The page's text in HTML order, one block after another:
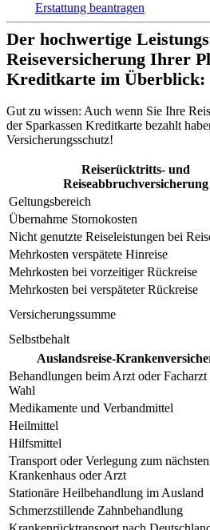
Erstattung beantragen
Der hochwertige
Reiseversicherung Ihrer
Kreditkarte im Überblick:
Gut zu wissen: Auch wenn Sie Ihre
der Sparkassen Kreditkarte bezahlt
Versicherungsschutz!
Reiserücktritts- und
Reiseabbruchversicherung
Geltungsbereich
Übernahme Stornokosten
Nicht genutzte Reiseleistungen bei
Mehrkosten verspätete Hinreise
Mehrkosten bei vorzeitiger Rückreise
Mehrkosten bei verspäteter Rückreise
Versicherungssumme
Selbstbehalt
Auslandsreise-
Behandlungen beim Arzt oder Facharzt
Wahl
Medikamente und Verbandmittel
Heilmittel
Hilfsmittel
Transport oder Verlegung zum nächsten
Krankenhaus oder Arzt
Stationäre Heilbehandlung im Ausland
Schmerzstillende Zahnbehandlung